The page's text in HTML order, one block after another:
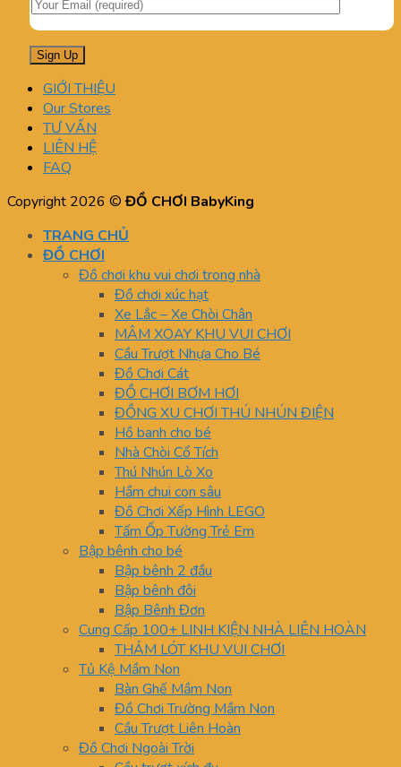
GIỚI THIỆU
Our Stores
TƯ VẤN
LIÊN HỆ
FAQ
Copyright 2026 ©ĐỒ CHƠI BabyKing
TRANG CHỦ
ĐỒ CHƠI
Đồ chơi khu vui chơi trong nhà
Đồ chơi xúc hạt
Xe Lắc – Xe Chòi Chân
MÂM XOAY KHU VUI CHƠI
Cầu Trượt Nhựa Cho Bé
Đồ Chơi Cát
ĐỒ CHƠI BƠM HƠI
ĐỒNG XU CHƠI THÚ NHÚN ĐIỆN
Hồ banh cho bé
Nhà Chòi Cổ Tích
Thú Nhún Lò Xo
Hầm chui con sâu
Đồ Chơi Xếp Hình LEGO
Tấm Ốp Tường Trẻ Em
Bập bênh cho bé
Bập bênh 2 đầu
Bập bênh đôi
Bập Bênh Đơn
Cung Cấp 100+ LINH KIỆN NHÀ LIÊN HOÀN
THẢM LÓT KHU VUI CHƠI
Tủ Kệ Mầm Non
Bàn Ghế Mầm Non
Đồ Chơi Trường Mầm Non
Cầu Trượt Liên Hoàn
Đồ Chơi Ngoài Trời